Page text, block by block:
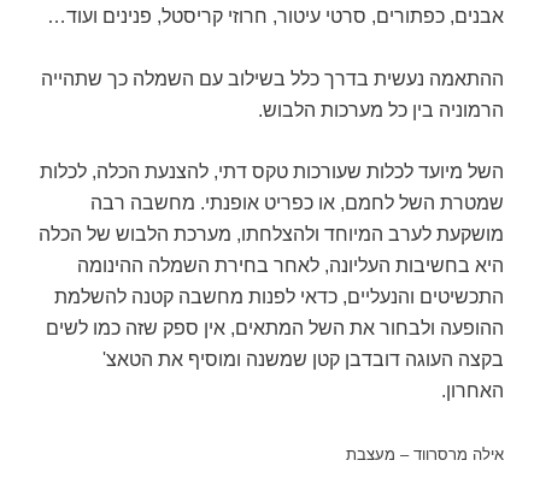
אבנים, כפתורים, סרטי עיטור, חרוזי קריסטל, פנינים ועוד…
ההתאמה נעשית בדרך כלל בשילוב עם השמלה כך שתהייה
הרמוניה בין כל מערכות הלבוש.
השל מיועד לכלות שעורכות טקס דתי, להצנעת הכלה, לכלות
שמטרת השל לחמם, או כפריט אופנתי. מחשבה רבה
מושקעת לערב המיוחד ולהצלחתו, מערכת הלבוש של הכלה
היא בחשיבות העליונה, לאחר בחירת השמלה ההינומה
התכשיטים והנעליים, כדאי לפנות מחשבה קטנה להשלמת
ההופעה ולבחור את השל המתאים, אין ספק שזה כמו לשים
בקצה העוגה דובדבן קטן שמשנה ומוסיף את הטאצ'
האחרון.
אילה מרסרווד – מעצבת